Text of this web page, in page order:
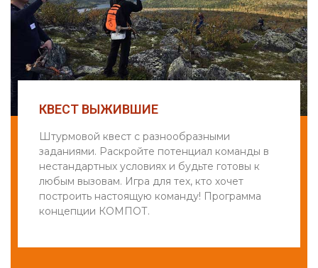
КВЕСТ ВЫЖИВШИЕ
Штурмовой квест с разнообразными
заданиями. Раскройте потенциал команды в
нестандартных условиях и будьте готовы к
любым вызовам. Игра для тех, кто хочет
построить настоящую команду! Программа
концепции КОМПОТ.